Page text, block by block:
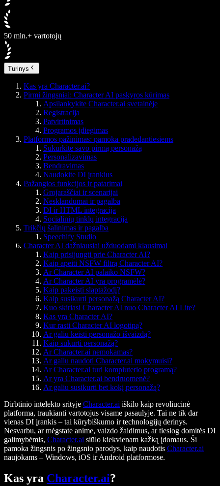
50 mln.+ vartotojų
Turinys
Kas yra Character.ai?
Pirmi žingsniai: Character AI paskyros kūrimas
Apsilankykite Character.ai svetainėje
Registracija
Patvirtinimas
Programos įdiegimas
Platformos pažinimas: pamoka pradedantiesiems
Sukurkite savo pirmą personažą
Personalizavimas
Bendravimas
Naudokite DI įrankius
Pažangios funkcijos ir patarimai
Grojaraščiai ir scenarijai
Nesklandumai ir pagalba
DI ir HTML integracija
Socialinių tinklų integracija
Trikčių šalinimas ir pagalba
Speechify Studio
Character AI dažniausiai užduodami klausimai
Kaip prisijungti prie Character AI?
Kaip apeiti NSFW filtrą Character AI?
Ar Character AI palaiko NSFW?
Ar Character AI yra programėlė?
Kaip pakeisti slaptažodį?
Kaip susikurti personažą Character AI?
Kuo skiriasi Character AI nuo Character AI Lite?
Kas yra Character AI?
Kur rasti Character AI logotipą?
Ar galiu keisti personažo išvaizdą?
Kaip sukurti personažą?
Ar Character.ai nemokamas?
Ar galiu naudoti Character.ai mokymuisi?
Ar Character.ai turi kompiuterio programą?
Ar yra Character.ai bendruomenė?
Ar galiu susikurti bet kokį personažą?
Dirbtinio intelekto srityje Character.ai iškilo kaip revoliucinė
platforma, traukianti vartotojus visame pasaulyje. Tai ne tik dar
vienas DI įrankis – tai kūrybiškumo ir technologijų derinys.
Nesvarbu, ar mėgstate anime, vaizdo žaidimus, ar tiesiog domitės DI
galimybėmis, Character.ai siūlo kiekvienam kažką įdomaus. Ši
pamoka žingsnis po žingsnio parodys, kaip naudotis Character.ai
naujokams – Windows, iOS ir Android platformose.
Kas yra Character.ai?